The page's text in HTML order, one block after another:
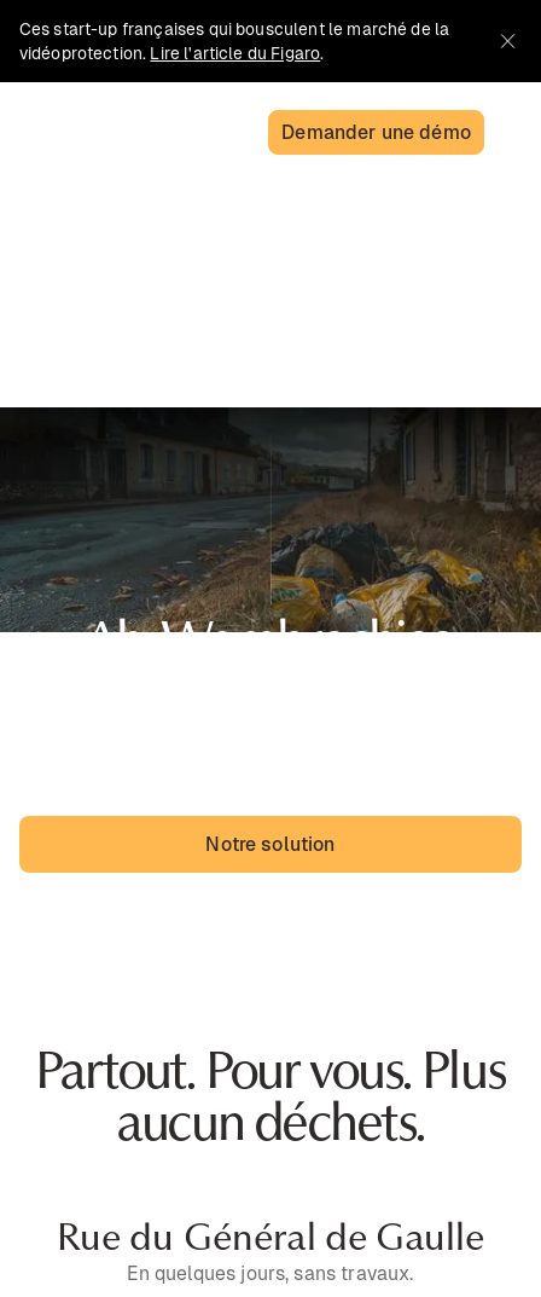
Ces start-up françaises qui bousculent le marché de la
vidéoprotection. Lire l'article du Figaro.
Demander une démo
Ah, Wambrechies,
Notre solution
Partout. Pour vous. Plus
aucun déchets.
Rue du Général de Gaulle
En quelques jours, sans travaux.